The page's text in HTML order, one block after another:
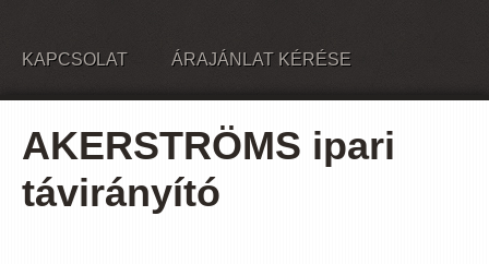
KAPCSOLAT ÁRAJÁNLAT KÉRÉSE
AKERSTRÖMS ipari
távirányító